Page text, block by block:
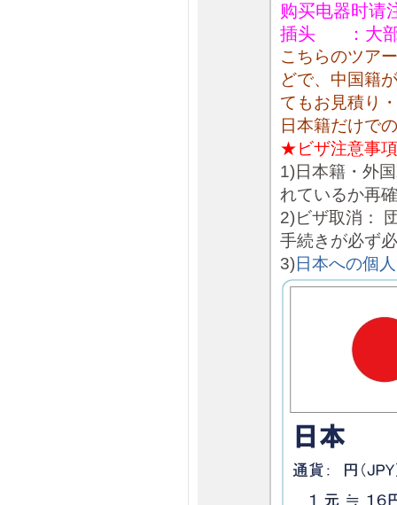
购买电器时请
插头 ：大部
こちらのツア
どで、中国籍
てもお見積り
日本籍だけで
★ビザ注意事項
1)日本籍・外
れているか再
2)ビザ取消：
手続きが必ず
3) 日本への個